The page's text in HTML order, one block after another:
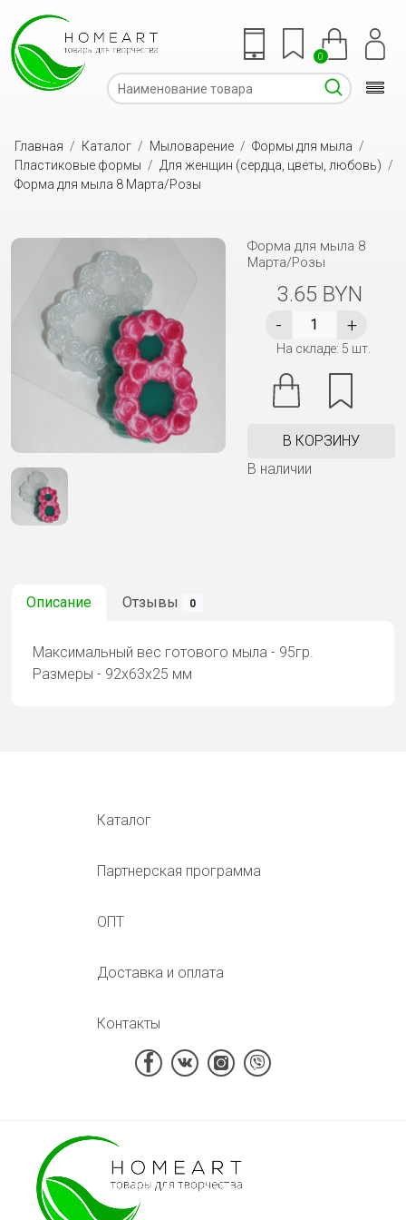
0
Главная / Каталог / Мыловарение / Формы для мыла /
Пластиковые формы / Для женщин (сердца, цветы, любовь) /
Форма для мыла 8 Марта/Розы
Форма для мыла 8
Марта/Розы
3.65 BYN
На складе: 5 шт.
В КОРЗИНУ
В наличии
Описание Отзывы 0
Максимальный вес готового мыла - 95гр.
Размеры - 92х63х25 мм
Каталог
Партнерская программа
ОПТ
Доставка и оплата
Контакты